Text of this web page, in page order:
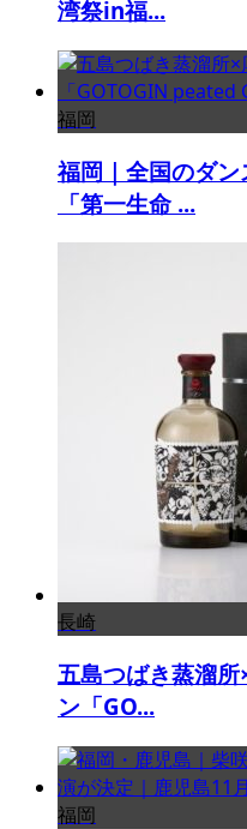
湾祭in福...
福岡
福岡｜全国のダ
「第一生命 ...
長崎
五島つばき蒸溜
ン「GO...
福岡